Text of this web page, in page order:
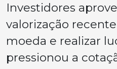
Investidores
valorização
moeda e realizar
pressionou a